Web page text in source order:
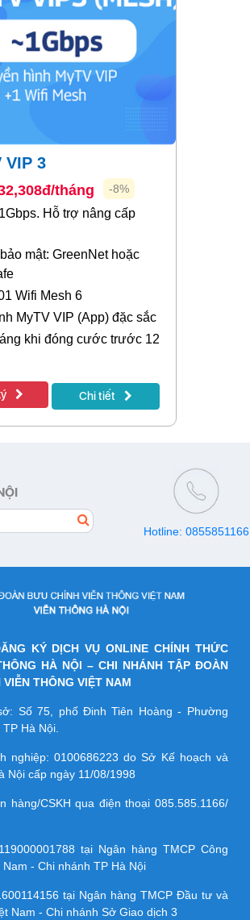
VIP 3
tháng -8%
Hỗ trợ nâng cấp
mật: GreenNet hoặc
Wifi Mesh 6
MyTV VIP (App) đặc sắc
khi đóng cước trước 12
Chi tiết
Hotline: 0855851166
KÝ DỊCH VỤ ONLINE CHÍNH THỨC
HÀ NỘI – CHI NHÁNH TẬP ĐOÀN
THÔNG VIỆT NAM
Số 75, phố Đinh Tiên Hoàng - Phường
Hà Nội.
nghiệp:0100686223 do Sở Kế hoạch và
Nội cấp ngày 11/08/1998
hàng/CSKH qua điện thoại 085.585.1166/
119000001788 tại Ngân hàng TMCP Công
- Chi nhánh TP Hà Nội
tại Ngân hàng TMCP Ðầu tư và
Nam - Chi nhánh Sở Giao dịch 3